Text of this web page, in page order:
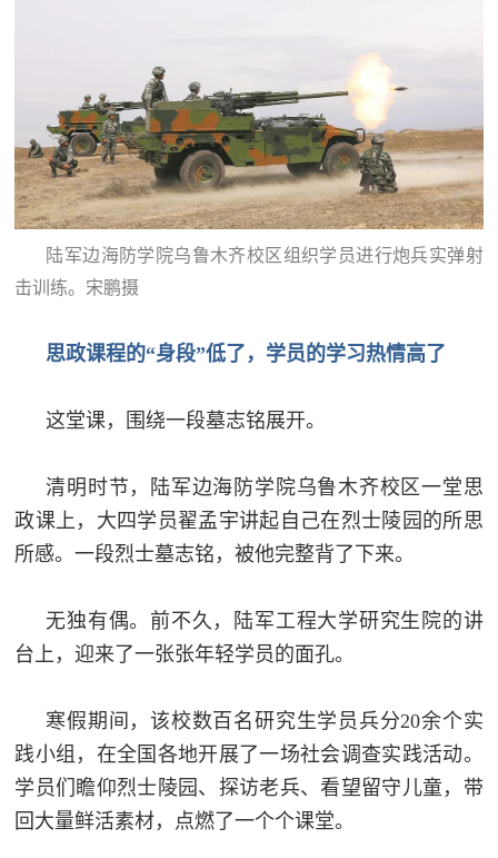
文
旅
于
我
们
陆军边海防学院乌鲁木齐校区组织学员进行炮兵实弹射
击训练。宋鹏摄
思政课程的“身段”低了，学员的学习热情高了
这堂课，围绕一段墓志铭展开。
清明时节，陆军边海防学院乌鲁木齐校区一堂思
政课上，大四学员翟孟宇讲起自己在烈士陵园的所思
所感。一段烈士墓志铭，被他完整背了下来。
无独有偶。前不久，陆军工程大学研究生院的讲
台上，迎来了一张张年轻学员的面孔。
寒假期间，该校数百名研究生学员兵分20余个实
践小组，在全国各地开展了一场社会调查实践活动。
学员们瞻仰烈士陵园、探访老兵、看望留守儿童，带
回大量鲜活素材，点燃了一个个课堂。